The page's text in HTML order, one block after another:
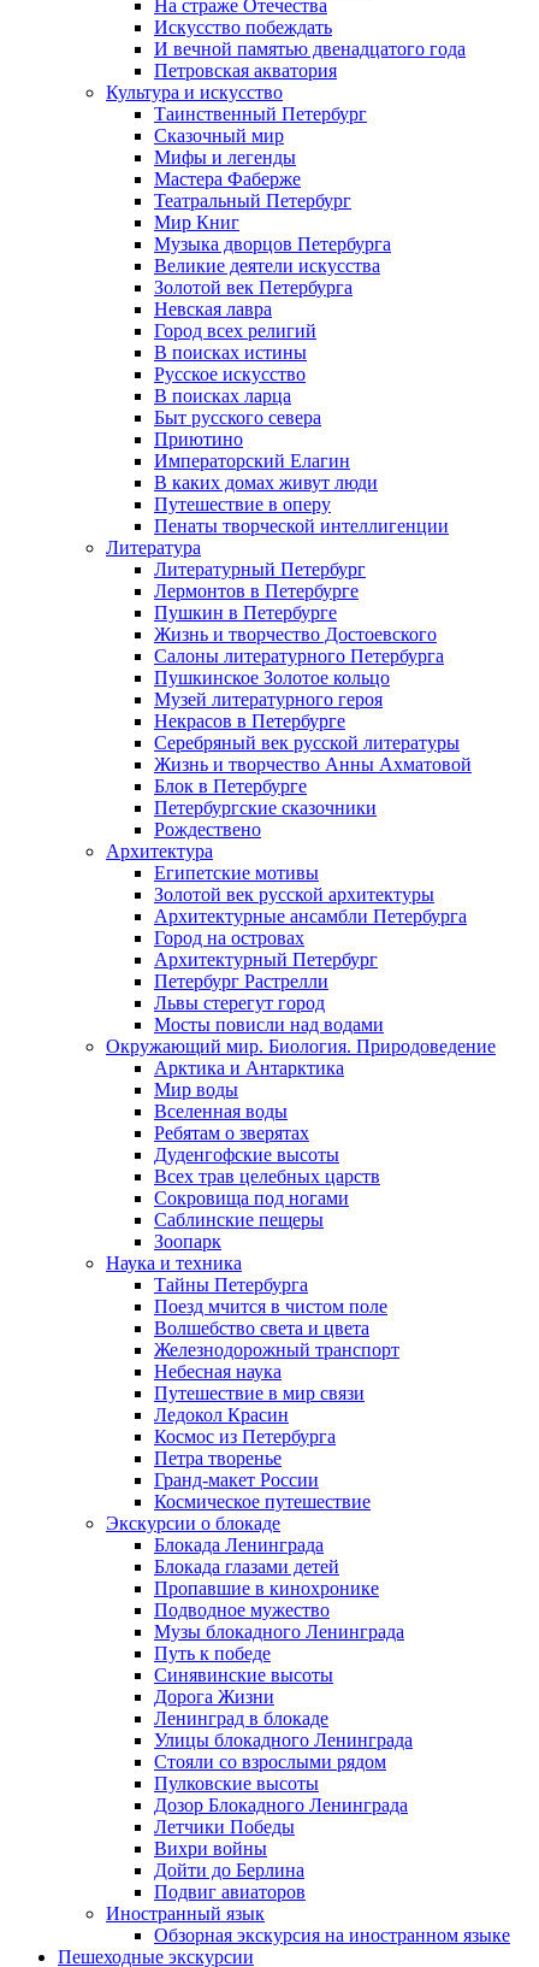
На страже Отечества
Искусство побеждать
И вечной памятью двенадцатого года
Петровская акватория
Культура и искусство
Таинственный Петербург
Сказочный мир
Мифы и легенды
Мастера Фаберже
Театральный Петербург
Мир Книг
Музыка дворцов Петербурга
Великие деятели искусства
Золотой век Петербурга
Невская лавра
Город всех религий
В поисках истины
Русское искусство
В поисках ларца
Быт русского севера
Приютино
Императорский Елагин
В каких домах живут люди
Путешествие в оперу
Пенаты творческой интеллигенции
Литература
Литературный Петербург
Лермонтов в Петербурге
Пушкин в Петербурге
Жизнь и творчество Достоевского
Салоны литературного Петербурга
Пушкинское Золотое кольцо
Музей литературного героя
Некрасов в Петербурге
Серебряный век русской литературы
Жизнь и творчество Анны Ахматовой
Блок в Петербурге
Петербургские сказочники
Рождествено
Архитектура
Египетские мотивы
Золотой век русской архитектуры
Архитектурные ансамбли Петербурга
Город на островах
Архитектурный Петербург
Петербург Растрелли
Львы стерегут город
Мосты повисли над водами
Окружающий мир. Биология. Природоведение
Арктика и Антарктика
Мир воды
Вселенная воды
Ребятам о зверятах
Дуденгофские высоты
Всех трав целебных царств
Сокровища под ногами
Саблинские пещеры
Зоопарк
Наука и техника
Тайны Петербурга
Поезд мчится в чистом поле
Волшебство света и цвета
Железнодорожный транспорт
Небесная наука
Путешествие в мир связи
Ледокол Красин
Космос из Петербурга
Петра творенье
Гранд-макет России
Космическое путешествие
Экскурсии о блокаде
Блокада Ленинграда
Блокада глазами детей
Пропавшие в кинохронике
Подводное мужество
Музы блокадного Ленинграда
Путь к победе
Синявинские высоты
Дорога Жизни
Ленинград в блокаде
Улицы блокадного Ленинграда
Стояли со взрослыми рядом
Пулковские высоты
Дозор Блокадного Ленинграда
Летчики Победы
Вихри войны
Дойти до Берлина
Подвиг авиаторов
Иностранный язык
Обзорная экскурсия на иностранном языке
Пешеходные экскурсии